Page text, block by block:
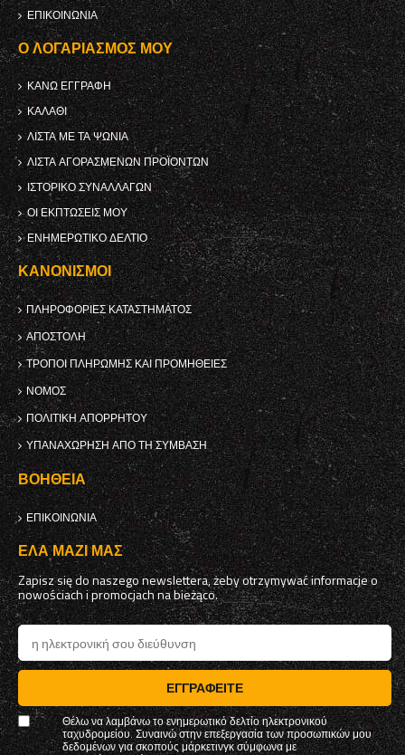
ΕΠΙΚΟΙΝΩΝΊΑ
Ο ΛΟΓΑΡΙΑΣΜΌΣ ΜΟΥ
ΚΑΝΩ ΕΓΓΡΑΦΗ
ΚΑΛΆΘΙ
ΛΊΣΤΑ ΜΕ ΤΑ ΨΏΝΙΑ
ΛΊΣΤΑ ΑΓΟΡΑΣΜΈΝΩΝ ΠΡΟΪΌΝΤΩΝ
ΙΣΤΟΡΙΚΌ ΣΥΝΑΛΛΑΓΏΝ
ΟΙ ΕΚΠΤΏΣΕΙΣ ΜΟΥ
ΕΝΗΜΕΡΩΤΙΚΌ ΔΕΛΤΊΟ
ΚΑΝΟΝΙΣΜΟΊ
ΠΛΗΡΟΦΟΡΊΕΣ ΚΑΤΑΣΤΉΜΑΤΟΣ
ΑΠΟΣΤΟΛΉ
ΤΡΌΠΟΙ ΠΛΗΡΩΜΉΣ ΚΑΙ ΠΡΟΜΉΘΕΙΕΣ
ΝΌΜΟΣ
ΠΟΛΙΤΙΚΉ ΑΠΟΡΡΉΤΟΥ
ΥΠΑΝΑΧΏΡΗΣΗ ΑΠΌ ΤΗ ΣΎΜΒΑΣΗ
ΒΟΉΘΕΙΑ
ΕΠΙΚΟΙΝΩΝΊΑ
ΈΛΑ ΜΑΖΊ ΜΑΣ
Zapisz się do naszego newslettera, żeby otrzymywać informacje o
nowościach i promocjach na bieżąco.
ΕΓΓΡΑΦΕΊΤΕ
Θέλω να λαμβάνω το ενημερωτικό δελτίο ηλεκτρονικού
ταχυδρομείου. Συναινώ στην επεξεργασία των προσωπικών μου
δεδομένων για σκοπούς μάρκετινγκ σύμφωνα με